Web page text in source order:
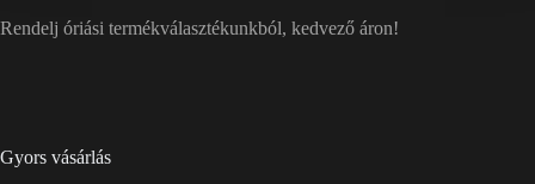
Rendelj óriási termékválasztékunkból, kedvező áron!
Gyors vásárlás